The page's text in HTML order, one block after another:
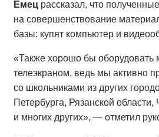
Емец рассказал, что
на совершенствование
базы: купят компьютер и
«Также хорошо бы оборудовать
телеэкраном, ведь мы активно
со школьниками из других
Петербурга, Рязанской
и многих других», — отметил